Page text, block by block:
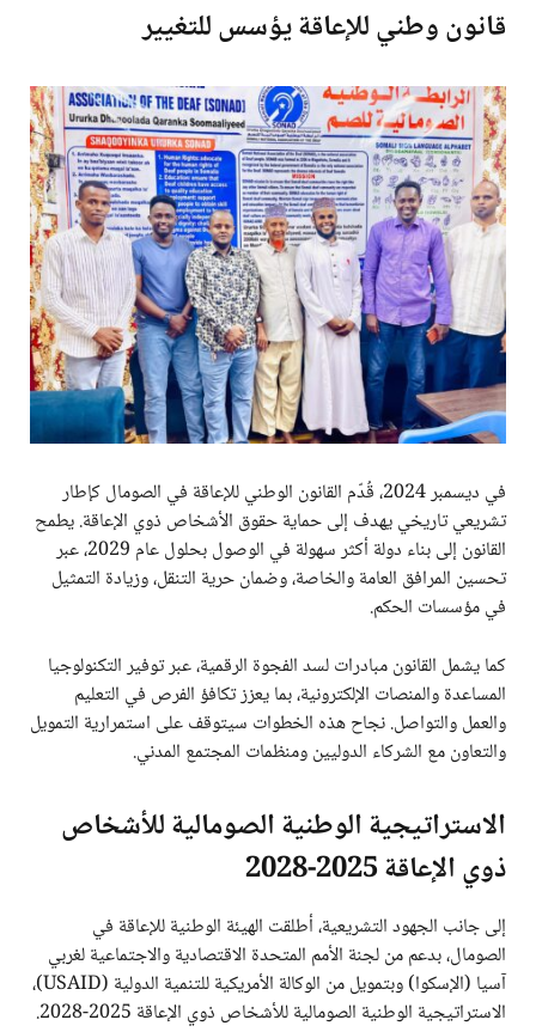
قانون وطني للإعاقة يؤسس للتغيير
في ديسمبر 2024، قُدّم القانون الوطني للإعاقة في الصومال كإطار
تشريعي تاريخي يهدف إلى حماية حقوق الأشخاص ذوي الإعاقة. يطمح
القانون إلى بناء دولة أكثر سهولة في الوصول بحلول عام 2029، عبر
تحسين المرافق العامة والخاصة، وضمان حرية التنقل، وزيادة التمثيل
في مؤسسات الحكم.
كما يشمل القانون مبادرات لسد الفجوة الرقمية، عبر توفير التكنولوجيا
المساعدة والمنصات الإلكترونية، بما يعزز تكافؤ الفرص في التعليم
والعمل والتواصل. نجاح هذه الخطوات سيتوقف على استمرارية التمويل
والتعاون مع الشركاء الدوليين ومنظمات المجتمع المدني.
الاستراتيجية الوطنية الصومالية للأشخاص
ذوي الإعاقة 2025-2028
إلى جانب الجهود التشريعية، أطلقت الهيئة الوطنية للإعاقة في
الصومال، بدعم من لجنة الأمم المتحدة الاقتصادية والاجتماعية لغربي
آسيا (الإسكوا) وبتمويل من الوكالة الأمريكية للتنمية الدولية (USAID)،
الاستراتيجية الوطنية الصومالية للأشخاص ذوي الإعاقة 2025-2028.